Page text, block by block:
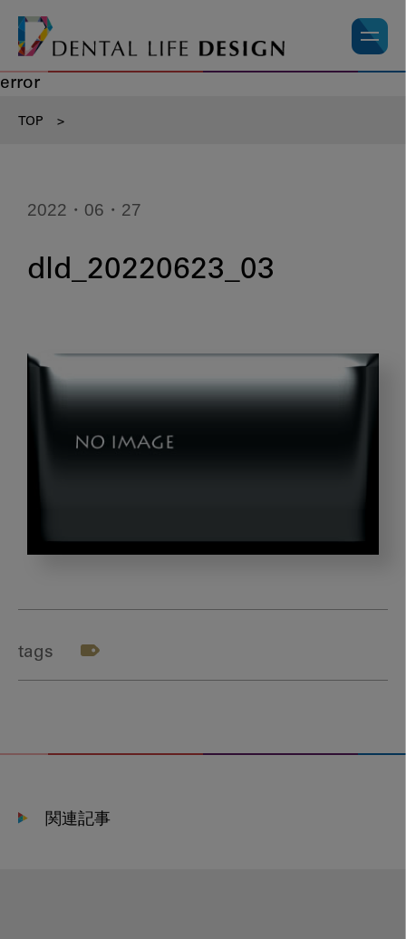
error
TOP >
2022・06・27
dld_20220623_03
tags
関連記事